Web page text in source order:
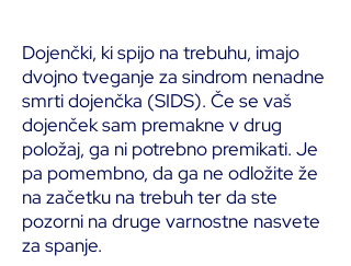
Dojenčki, ki spijo na trebuhu, imajo
dvojno tveganje za sindrom nenadne
smrti dojenčka (SIDS). Če se vaš
dojenček sam premakne v drug
položaj, ga ni potrebno premikati. Je
pa pomembno, da ga ne odložite že
na začetku na trebuh ter da ste
pozorni na druge varnostne nasvete
za spanje.